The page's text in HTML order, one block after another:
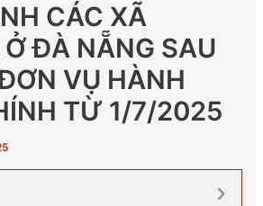
CÁC XÃ
ĐÀ NẴNG SAU
VỤ HÀNH
TỪ 1/7/2025